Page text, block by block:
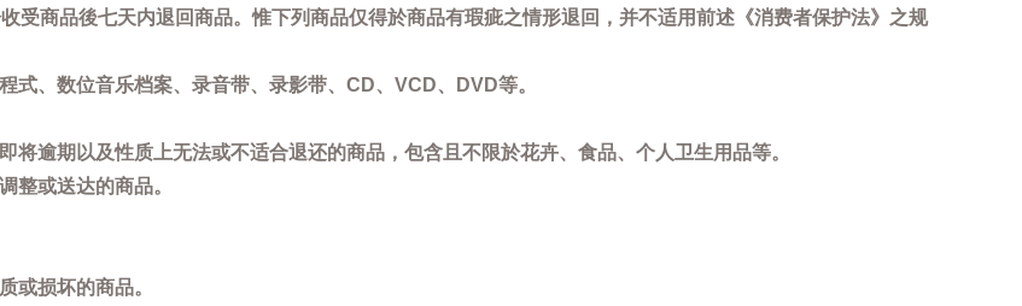
受商品後七天内退回商品。惟下列商品仅得於商品有瑕疵之情形退回，并不适用前述《消费者保护法》之规
式、数位音乐档案、录音带、录影带、CD、VCD、DVD等。
逾期以及性质上无法或不适合退还的商品，包含且不限於花卉、食品、个人卫生用品等。
整或送达的商品。
或损坏的商品。